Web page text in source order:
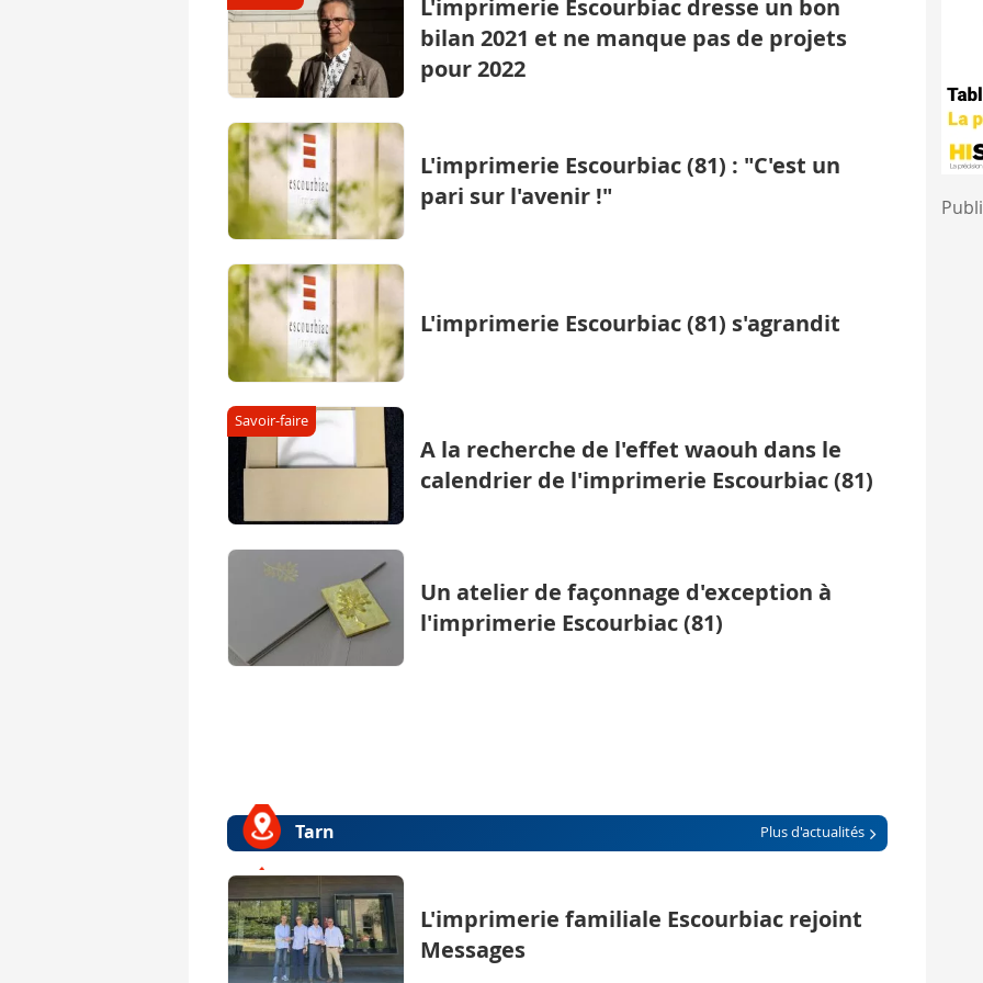
L'imprimerie Escourbiac dresse un bon
bilan 2021 et ne manque pas de projets
pour 2022
L'imprimerie Escourbiac (81) : "C'est un
pari sur l'avenir !"
L'imprimerie Escourbiac (81) s'agrandit
Savoir-faire
A la recherche de l'effet waouh dans le
calendrier de l'imprimerie Escourbiac (81)
Un atelier de façonnage d'exception à
l'imprimerie Escourbiac (81)
Tarn Plus d'actualités
L'imprimerie familiale Escourbiac rejoint
Messages